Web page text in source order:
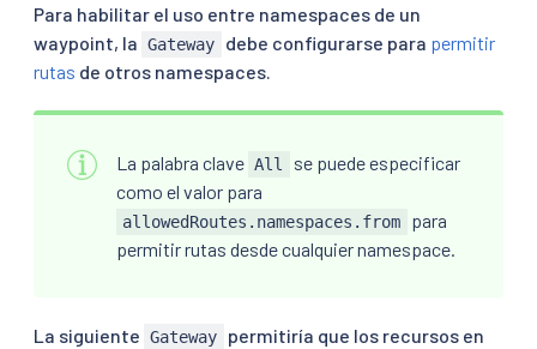
Para habilitar el uso entre namespaces de un
waypoint, la Gateway debe configurarse para permitir
rutas de otros namespaces.
La palabra clave All
se puede especificar
como el valor para
allowedRoutes.namespaces.from
para
permitir rutas desde cualquier namespace.
La siguiente Gateway
permitiría que los recursos en